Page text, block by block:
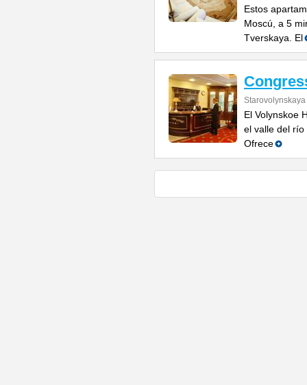
Estos
Moscú, a 5
Tverskaya. El
El Volynskoe
el valle del
Ofrece